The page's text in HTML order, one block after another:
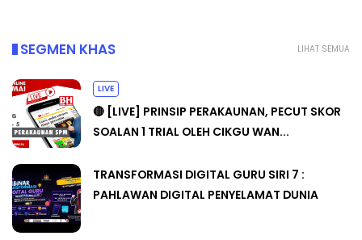
LIHAT SEMUA
SEGMEN KHAS
LIVE
🔴 [LIVE] PRINSIP PERAKAUNAN, PECUT SKOR
SOALAN 1 TRIAL OLEH CIKGU WAN...
TRANSFORMASI DIGITAL GURU SIRI 7 :
PAHLAWAN DIGITAL PENYELAMAT DUNIA